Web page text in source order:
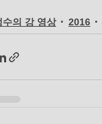
수의 강 영상 2016